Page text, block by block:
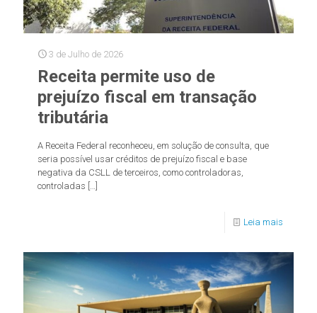
3 de Julho de 2026
Receita permite uso de
prejuízo fiscal em transação
tributária
A Receita Federal reconheceu, em solução de consulta, que
seria possível usar créditos de prejuízo fiscal e base
negativa da CSLL de terceiros, como controladoras,
controladas […]
Leia mais